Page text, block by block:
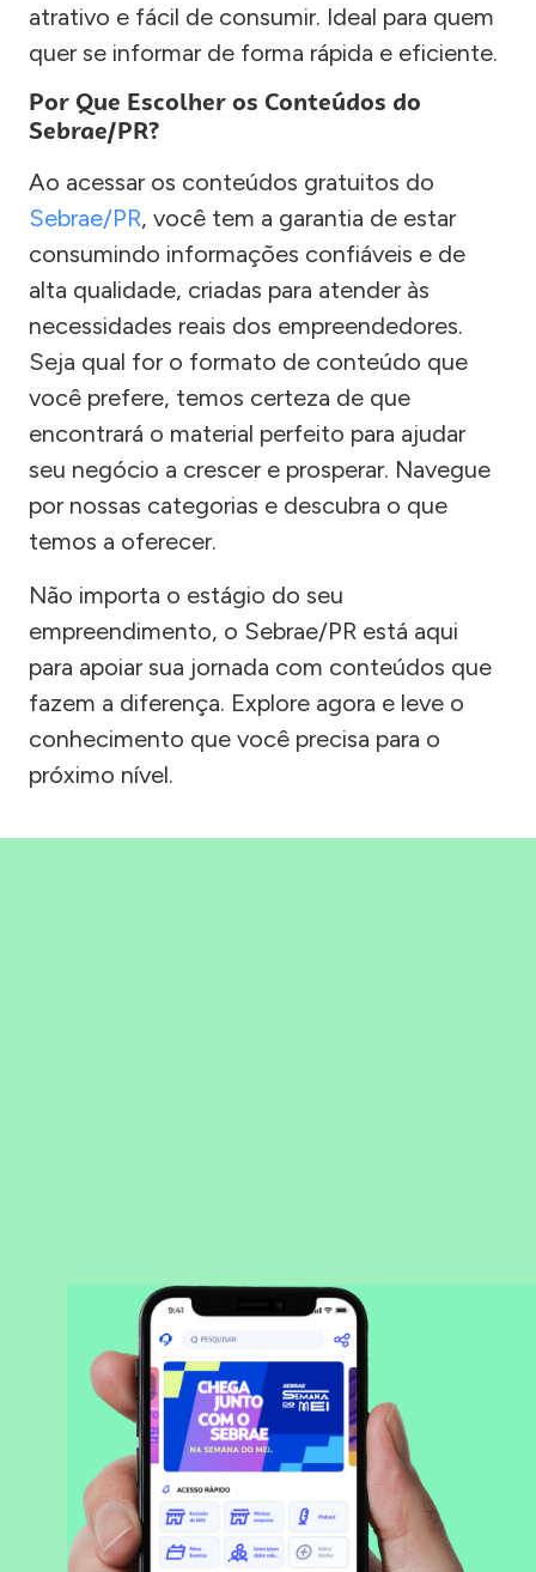
atrativo e fácil de consumir. Ideal para quem
quer se informar de forma rápida e eficiente.
Por Que Escolher os Conteúdos do
Sebrae/PR?
Ao acessar os conteúdos gratuitos do
Sebrae/PR, você tem a garantia de estar
consumindo informações confiáveis e de
alta qualidade, criadas para atender às
necessidades reais dos empreendedores.
Seja qual for o formato de conteúdo que
você prefere, temos certeza de que
encontrará o material perfeito para ajudar
seu negócio a crescer e prosperar. Navegue
por nossas categorias e descubra o que
temos a oferecer.
Não importa o estágio do seu
empreendimento, o Sebrae/PR está aqui
para apoiar sua jornada com conteúdos que
fazem a diferença. Explore agora e leve o
conhecimento que você precisa para o
próximo nível.